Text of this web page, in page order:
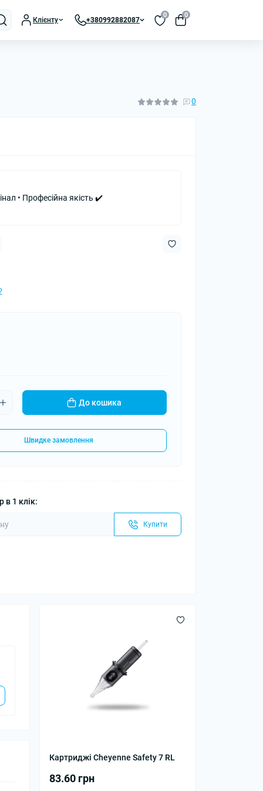
Клієнту +380992882087
0 0
0
• Професійна якість ✔️
До кошика
Швидке замовлення
в 1 клік:
Купити
Картриджі Cheyenne Safety 7 RL
83.60 грн